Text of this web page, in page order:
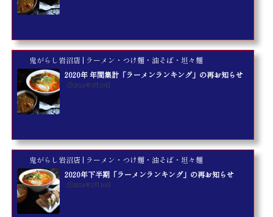
鬼がらし岩沼店 | ラーメン・つけ麺・油そば・坦々麺
2020年 年間集計「ラーメンランキング」の再お知らせ
🕒️2024年3月10日
鬼がらし岩沼店 | ラーメン・つけ麺・油そば・坦々麺
2020年下半期「ラーメンランキング」の再お知らせ
🕒️2024年2月10日